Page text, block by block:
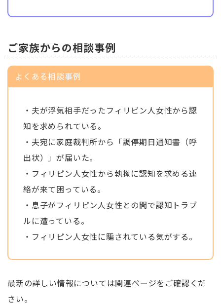
ご家族からの相談事例
よくある相談事例
・夫が浮気相手だったフィリピン人女性から認
知を求められている。
・夫宛に家庭裁判所から「調停期日通知書（呼
出状）」が届いた。
・フィリピン人女性から執拗に認知を求める連
絡が来て困っている。
・息子がフィリピン人女性との間で認知トラブ
ルに遭っている。
・フィリピン人女性に騙されている気がする。
最新の詳しい情報については関連ページをご確認くだ
さい。